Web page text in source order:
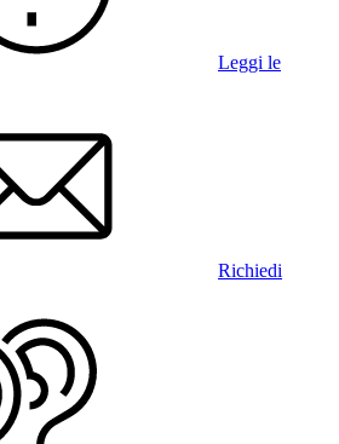
Leggi le
Richiedi